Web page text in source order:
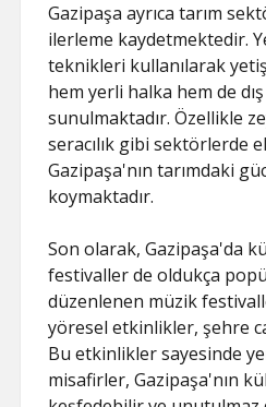
Gazipaşa ayrıca tarım
ilerleme kaydetmektedir.
teknikleri kullanılarak
hem yerli halka hem de
sunulmaktadır. Özellikle
seracılık gibi sektörlerde
Gazipaşa'nın tarımdaki
koymaktadır.
Son olarak, Gazipaşa'da
festivaller de oldukça
düzenlenen müzik
yöresel etkinlikler, şehre
Bu etkinlikler sayesinde
misafirler, Gazipaşa'nın